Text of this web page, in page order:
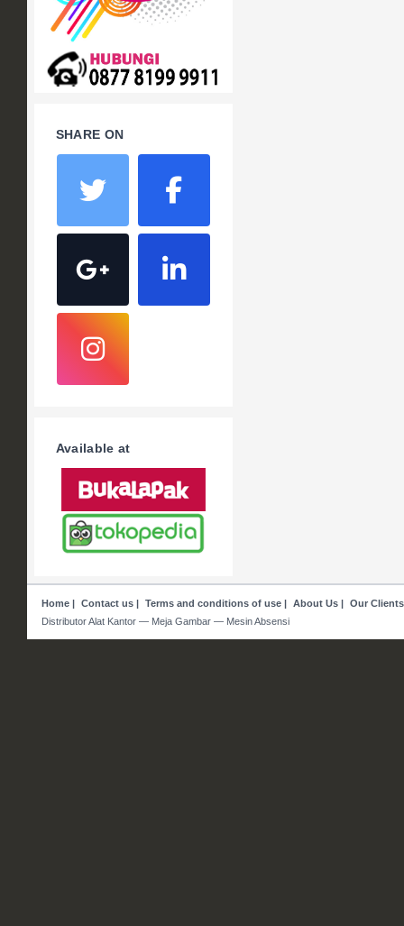
White Board / Papan Tulis
SHARE ON
Available at
Home| Contact us| Terms and conditions of use| About Us| Our Clients
Distributor Alat Kantor — Meja Gambar — Mesin Absensi